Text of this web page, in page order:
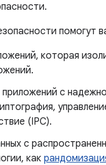
помогут
которая
с
(IPC).
с
как